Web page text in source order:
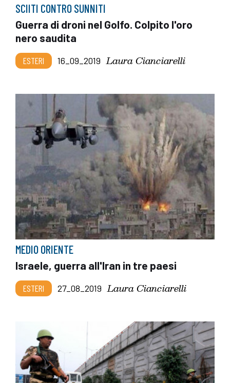
SCIITI CONTRO SUNNITI
Guerra di droni nel Golfo. Colpito l'oro
nero saudita
ESTERI 16_09_2019 Laura Cianciarelli
MEDIO ORIENTE
Israele, guerra all'Iran in tre paesi
ESTERI 27_08_2019 Laura Cianciarelli